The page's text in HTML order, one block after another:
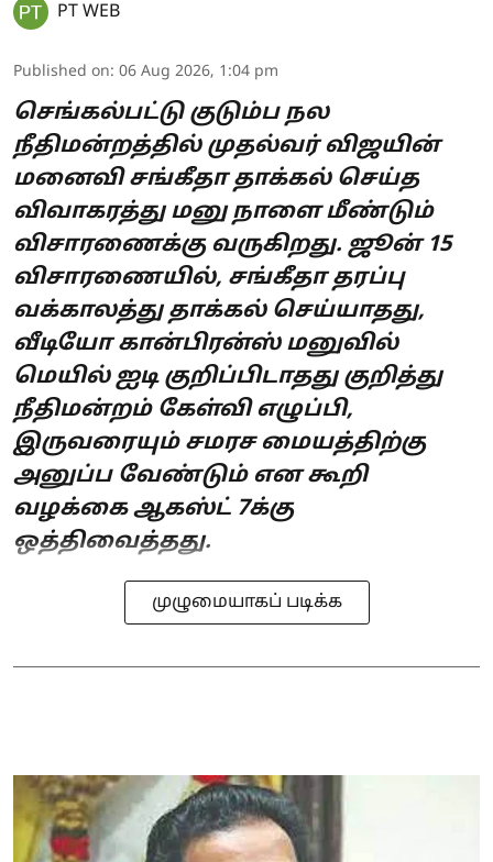
PT WEB
Published on: 06 Aug 2026, 1:04 pm
செங்கல்பட்டு குடும்ப நல
நீதிமன்றத்தில் முதல்வர் விஜயின்
மனைவி சங்கீதா தாக்கல் செய்த
விவாகரத்து மனு நாளை மீண்டும்
விசாரணைக்கு வருகிறது. ஜூன் 15
விசாரணையில், சங்கீதா தரப்பு
வக்காலத்து தாக்கல் செய்யாதது,
வீடியோ கான்பிரன்ஸ் மனுவில்
மெயில் ஐடி குறிப்பிடாதது குறித்து
நீதிமன்றம் கேள்வி எழுப்பி,
இருவரையும் சமரச மையத்திற்கு
அனுப்ப வேண்டும் என கூறி
வழக்கை ஆகஸ்ட் 7க்கு
ஒத்திவைத்தது.
முழுமையாகப் படிக்க